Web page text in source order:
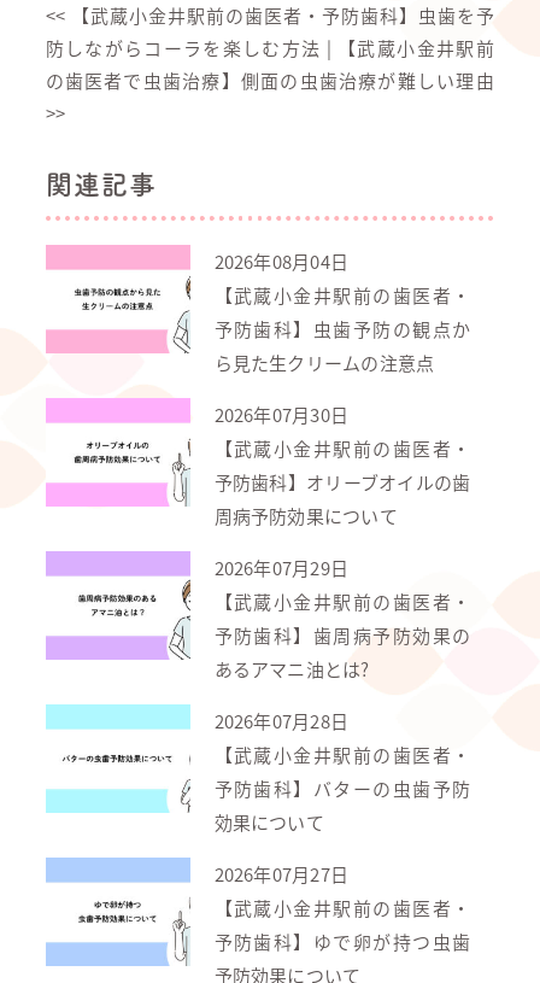
<< 【武蔵小金井駅前の歯医者・予防歯科】虫歯を予
防しながらコーラを楽しむ方法 |
【武蔵小金井駅前
の歯医者で虫歯治療】側面の虫歯治療が難しい理由
>>
関連記事
2026年08月04日
【武蔵小金井駅前の歯医者・
予防歯科】虫歯予防の観点か
ら見た生クリームの注意点
2026年07月30日
【武蔵小金井駅前の歯医者・
予防歯科】オリーブオイルの歯
周病予防効果について
2026年07月29日
【武蔵小金井駅前の歯医者・
予防歯科】歯周病予防効果の
あるアマニ油とは?
2026年07月28日
【武蔵小金井駅前の歯医者・
予防歯科】バターの虫歯予防
効果について
2026年07月27日
【武蔵小金井駅前の歯医者・
予防歯科】ゆで卵が持つ虫歯
予防効果について